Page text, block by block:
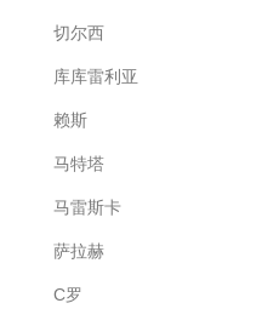
切尔西
库库雷利亚
赖斯
马特塔
马雷斯卡
萨拉赫
C罗